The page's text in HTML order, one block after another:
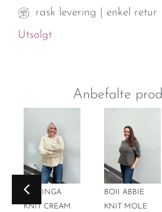
rask levering | enkel retur
Utsolgt
Anbefalte
BOII INGA
KNIT CREAM
BOII ABBIE
KNIT MOLE